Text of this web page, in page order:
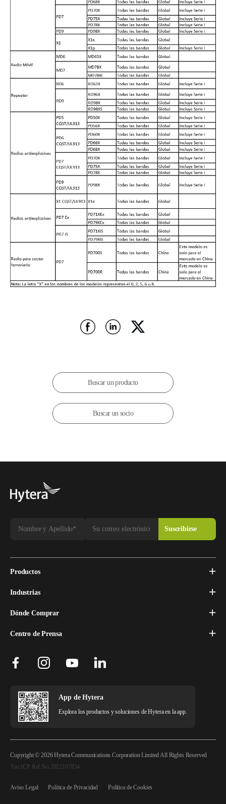
Buscar un producto
Buscar un socio
Productos
Industrias
Dónde Comprar
Centro de Prensa
App de Hytera
Explora los productos y soluciones de Hytera en la app.
Copyright © 2026 Hytera Communications Corporation Limited All Rights Reserved
Yue ICP Ref.No.2022107854
Aviso Legal Política de Privacidad Política de Cookies